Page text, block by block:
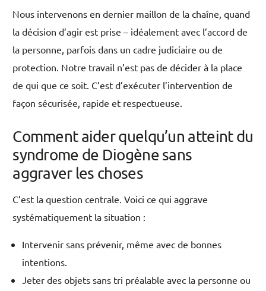
Nous intervenons en dernier maillon de la chaîne, quand
la décision d’agir est prise – idéalement avec l’accord de
la personne, parfois dans un cadre judiciaire ou de
protection. Notre travail n’est pas de décider à la place
de qui que ce soit. C’est d’exécuter l’intervention de
façon sécurisée, rapide et respectueuse.
Comment aider quelqu’un atteint du
syndrome de Diogène sans
aggraver les choses
C’est la question centrale. Voici ce qui aggrave
systématiquement la situation :
Intervenir sans prévenir, même avec de bonnes
intentions.
Jeter des objets sans tri préalable avec la personne ou